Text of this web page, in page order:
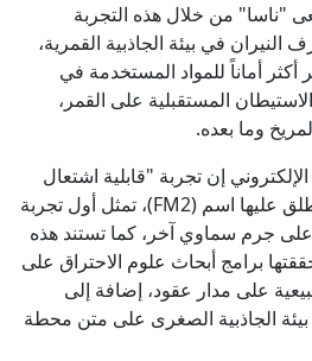
"ناسا" من خلال هذه التجربة
النيران في بيئة الجاذبية القمرية،
أماناً للمواد المستخدمة في
المستقبلية على القمر،
وما بعده.
إن تجربة "قابلية اشتعال
المواد على القمر"، والتي تطلق عليها اسم (FM2)، تمثل أول تجربة
جرم سماوي آخر، كما تستند هذه
برامج أبحاث علوم الاحتراق على
على مدار عقود، إضافة إلى
الجاذبية الصغرى على متن محطة